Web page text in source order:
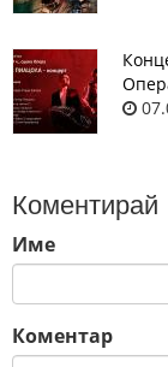
Коментирай
Име
Коментар